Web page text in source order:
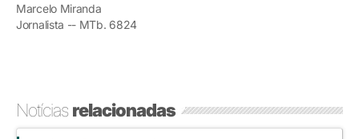
Marcelo Miranda
Jornalista -- MTb. 6824
Notíciasrelacionadas